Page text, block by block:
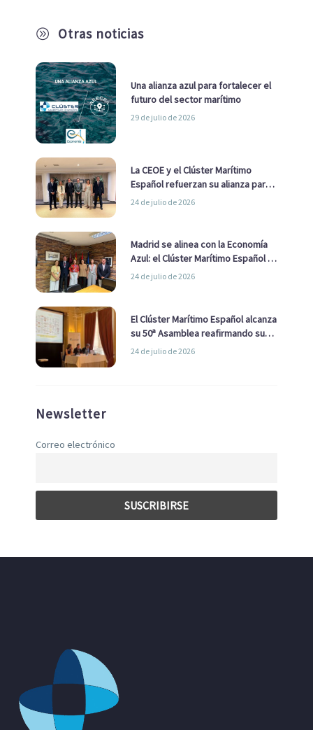
A Otras noticias
Una alianza azul para fortalecer el
futuro del sector marítimo
29 de julio de 2026
La CEOE y el Clúster Marítimo
Español refuerzan su alianza para
impulsar una estrategia Nacional
24 de julio de 2026
Madrid se alinea con la Economía
Azul: el Clúster Marítimo Español y
la Real Liga Naval avanzan alianzas
24 de julio de 2026
El Clúster Marítimo Español alcanza
su 50ª Asamblea reafirmando su
liderazgo en la Economía Azul
24 de julio de 2026
Newsletter
Correo electrónico